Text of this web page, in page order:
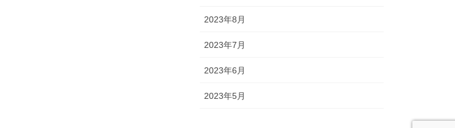
2023年8月
2023年7月
2023年6月
2023年5月